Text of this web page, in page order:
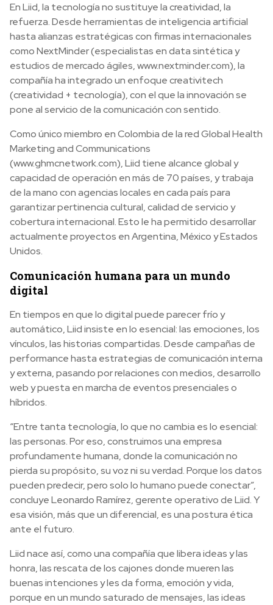
En Liid, la tecnología no sustituye la creatividad, la
refuerza. Desde herramientas de inteligencia artificial
hasta alianzas estratégicas con firmas internacionales
como NextMinder (especialistas en data sintética y
estudios de mercado ágiles, www.nextminder.com), la
compañía ha integrado un enfoque creativitech
(creatividad + tecnología), con el que la innovación se
pone al servicio de la comunicación con sentido.
Como único miembro en Colombia de la red Global Health
Marketing and Communications
(www.ghmcnetwork.com), Liid tiene alcance global y
capacidad de operación en más de 70 países, y trabaja
de la mano con agencias locales en cada país para
garantizar pertinencia cultural, calidad de servicio y
cobertura internacional. Esto le ha permitido desarrollar
actualmente proyectos en Argentina, México y Estados
Unidos.
Comunicación humana para un mundo
digital
En tiempos en que lo digital puede parecer frío y
automático, Liid insiste en lo esencial: las emociones, los
vínculos, las historias compartidas. Desde campañas de
performance hasta estrategias de comunicación interna
y externa, pasando por relaciones con medios, desarrollo
web y puesta en marcha de eventos presenciales o
híbridos.
“Entre tanta tecnología, lo que no cambia es lo esencial:
las personas. Por eso, construimos una empresa
profundamente humana, donde la comunicación no
pierda su propósito, su voz ni su verdad. Porque los datos
pueden predecir, pero solo lo humano puede conectar”,
concluye Leonardo Ramírez, gerente operativo de Liid. Y
esa visión, más que un diferencial, es una postura ética
ante el futuro.
Liid nace así, como una compañía que libera ideas y las
honra, las rescata de los cajones donde mueren las
buenas intenciones y les da forma, emoción y vida,
porque en un mundo saturado de mensajes, las ideas